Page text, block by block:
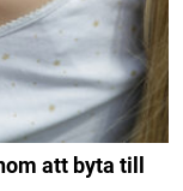
att byta till